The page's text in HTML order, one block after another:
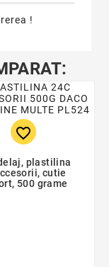
!
favorite_border
plastilina
cutie
500 grame